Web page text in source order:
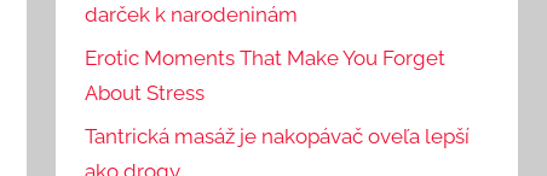
darček k narodeninám
Erotic Moments That Make You Forget
About Stress
Tantrická masáž je nakopávač oveľa lepší
ako drogy